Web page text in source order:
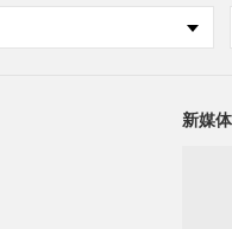
新媒